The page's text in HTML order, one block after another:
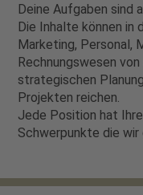
Deine Aufgaben sind
Die Inhalte können in
Marketing, Personal,
Rechnungswesen
strategischen
Projekten reichen.
Jede Position hat
Schwerpunkte die wir